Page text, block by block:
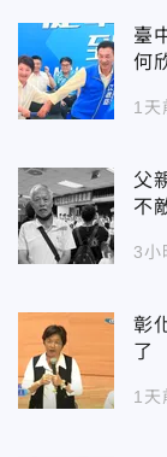
臺
何
1天
父
不
3小
彰
了
1天